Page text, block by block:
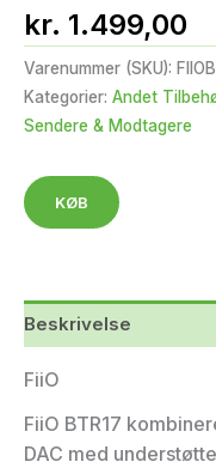
kr. 1.499,00
Varenummer (SKU):
Kategorier: Andet
Sendere & Modtagere
KØB
Beskrivelse
FiiO
FiiO BTR17
DAC med